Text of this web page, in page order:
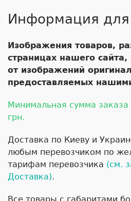
Информация для
Изображения товаров,
страницах нашего сайта,
от изображений
предоставляемых
Минимальная сумма заказа
грн.
Доставка по Киеву и
любым перевозчиком по
тарифам перевозчика (см.
Доставка).
Все товары с габаритами